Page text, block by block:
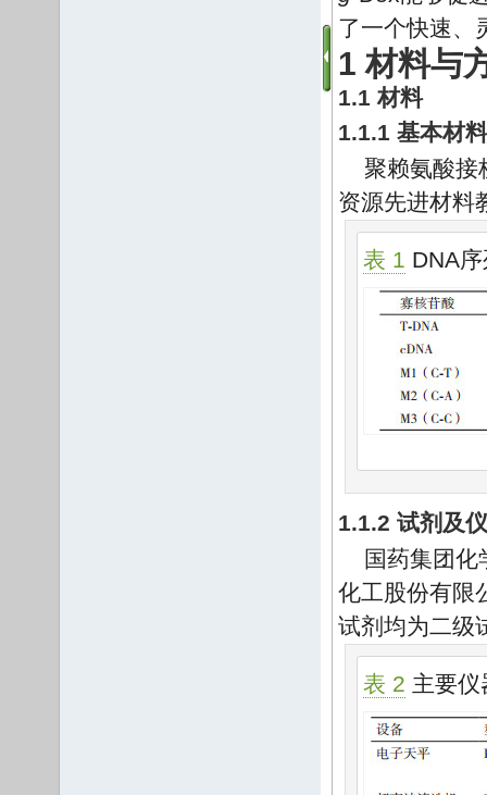
了一个快速、
1 材料与
1.1 材料
1.1.1 基本材料
聚赖氨酸接
资源先进材料
表 1 DNA
1.1.2 试剂及
国药集团
化工股份有限
试剂均为二级
表 2 主要